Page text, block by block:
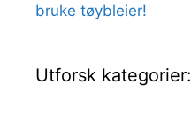
bruke tøybleier!
Utforsk kategorier: